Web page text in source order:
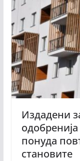
Издадени
понуда
становите